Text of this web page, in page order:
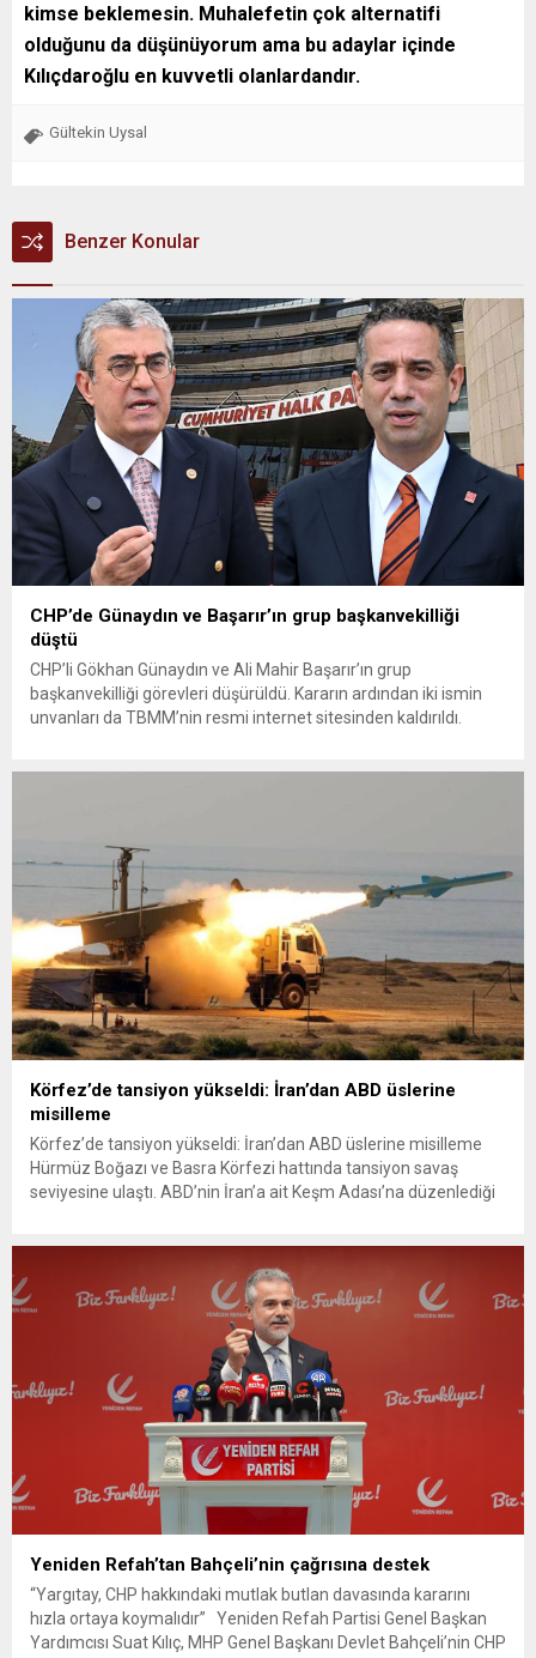
kimse beklemesin. Muhalefetin çok alternatifi
olduğunu da düşünüyorum ama bu adaylar içinde
Kılıçdaroğlu en kuvvetli olanlardandır.
Gültekin Uysal
Benzer Konular
CHP’de Günaydın ve Başarır’ın grup başkanvekilliği
düştü
CHP’li Gökhan Günaydın ve Ali Mahir Başarır’ın grup
başkanvekilliği görevleri düşürüldü. Kararın ardından iki ismin
unvanları da TBMM’nin resmi internet sitesinden kaldırıldı.
Körfez’de tansiyon yükseldi: İran’dan ABD üslerine
misilleme
Körfez’de tansiyon yükseldi: İran’dan ABD üslerine misilleme
Hürmüz Boğazı ve Basra Körfezi hattında tansiyon savaş
seviyesine ulaştı. ABD’nin İran’a ait Keşm Adası’na düzenlediği
olduğu stratejik üsleri ve ABD 5. Filo Karargâhı’nu füze ve
kamikaze insansız hava...
Yeniden Refah’tan Bahçeli’nin çağrısına destek
“Yargıtay, CHP hakkındaki mutlak butlan davasında kararını
hızla ortaya koymalıdır” Yeniden Refah Partisi Genel Başkan
Yardımcısı Suat Kılıç, MHP Genel Başkanı Devlet Bahçeli’nin CHP